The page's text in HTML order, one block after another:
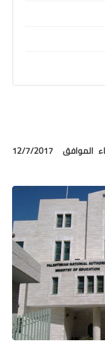
حيث سيكون الإعلان عن النتائج يوم الأربعاء الموافق 12/7/2017